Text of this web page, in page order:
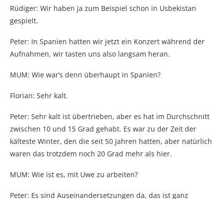
Rüdiger: Wir haben ja zum Beispiel schon in Usbekistan
gespielt.
Peter: In Spanien hatten wir jetzt ein Konzert während der
Aufnahmen, wir tasten uns also langsam heran.
MUM: Wie war’s denn überhaupt in Spanien?
Florian: Sehr kalt.
Peter: Sehr kalt ist übertrieben, aber es hat im Durchschnitt
zwischen 10 und 15 Grad gehabt. Es war zu der Zeit der
kälteste Winter, den die seit 50 Jahren hatten, aber natürlich
waren das trotzdem noch 20 Grad mehr als hier.
MUM: Wie ist es, mit Uwe zu arbeiten?
Peter: Es sind Auseinandersetzungen da, das ist ganz